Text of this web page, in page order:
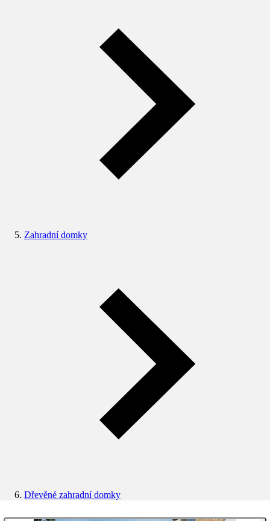
Zahradní domky
Dřevěné zahradní domky